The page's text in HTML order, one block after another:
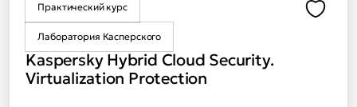
Практический курс
Лаборатория Касперского
Kaspersky Hybrid Cloud Security.
Virtualization Protection